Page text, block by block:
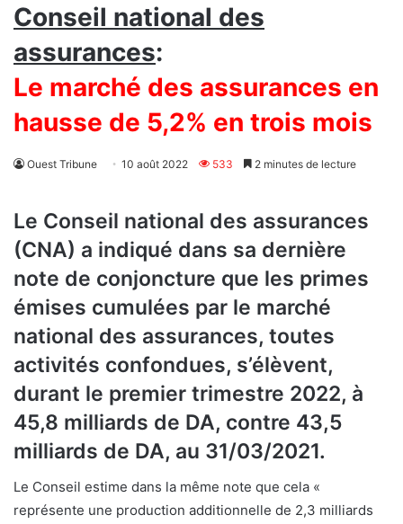
Conseil national des
assurances:
Le marché des assurances en
hausse de 5,2% en trois mois
Ouest Tribune 10 août 2022 533 2 minutes de lecture
Le Conseil national des assurances
(CNA) a indiqué dans sa dernière
note de conjoncture que les primes
émises cumulées par le marché
national des assurances, toutes
activités confondues, s’élèvent,
durant le premier trimestre 2022, à
45,8 milliards de DA, contre 43,5
milliards de DA, au 31/03/2021.
Le Conseil estime dans la même note que cela «
représente une production additionnelle de 2,3 milliards